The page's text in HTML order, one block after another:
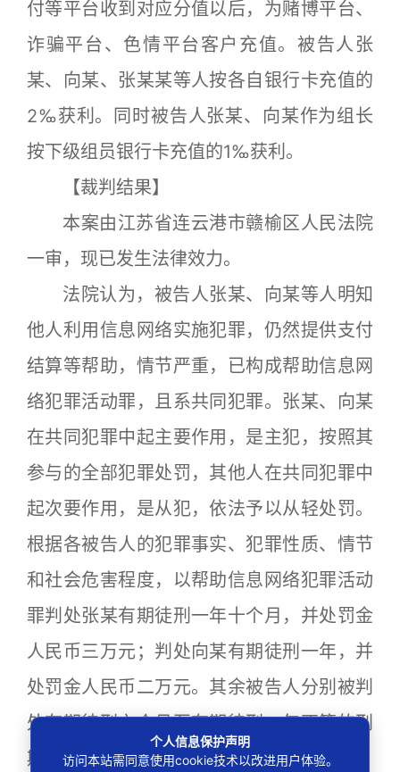
付等平台收到对应分值以后，为赌博平台、
诈骗平台、色情平台客户充值。被告人张
某、向某、张某某等人按各自银行卡充值的
2‰获利。同时被告人张某、向某作为组长
按下级组员银行卡充值的1‰获利。
【裁判结果】
本案由江苏省连云港市赣榆区人民法院
一审，现已发生法律效力。
法院认为，被告人张某、向某等人明知
他人利用信息网络实施犯罪，仍然提供支付
结算等帮助，情节严重，已构成帮助信息网
络犯罪活动罪，且系共同犯罪。张某、向某
在共同犯罪中起主要作用，是主犯，按照其
参与的全部犯罪处罚，其他人在共同犯罪中
起次要作用，是从犯，依法予以从轻处罚。
根据各被告人的犯罪事实、犯罪性质、情节
和社会危害程度，以帮助信息网络犯罪活动
罪判处张某有期徒刑一年十个月，并处罚金
人民币三万元；判处向某有期徒刑一年，并
处罚金人民币二万元。其余被告人分别被判
处有期徒刑六个月至有期徒刑一年不等的刑
期，均适用缓刑，并处罚金。
个人信息保护声明
访问本站需同意使用cookie技术以改进用户体验。